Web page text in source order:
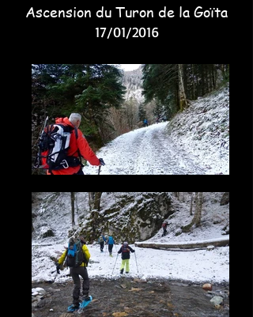
Ascension du Turon de la Goïta
17/01/2016